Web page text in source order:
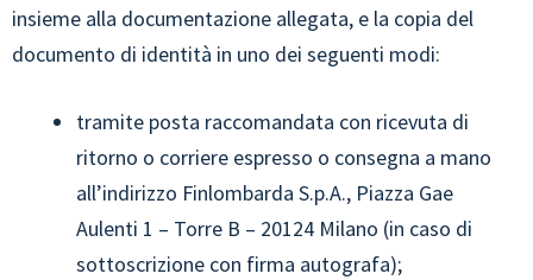
insieme alla documentazione allegata, e la copia del
documento di identità in uno dei seguenti modi:
tramite posta raccomandata con ricevuta di
ritorno o corriere espresso o consegna a mano
all’indirizzo Finlombarda S.p.A., Piazza Gae
Aulenti 1 – Torre B – 20124 Milano (in caso di
sottoscrizione con firma autografa);